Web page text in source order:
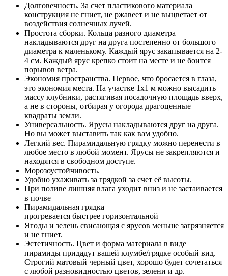
Долговечность. За счет пластикового материала
конструкция не гниет, не ржавеет и не выцветает от
воздействия солнечных лучей.
Простота сборки. Кольца разного диаметра
накладываются друг на друга постепенно от большого
диаметра к маленькому. Каждый ярус закапывается на 2-
4 см. Каждый ярус крепко стоит на месте и не боится
порывов ветра.
Экономия пространства. Первое, что бросается в глаза,
это экономия места. На участке 1х1 м можно высадить
массу клубники, растягивая посадочную площадь вверх,
а не в стороны, отбирая у огорода драгоценные
квадраты земли.
Универсальность. Ярусы накладываются друг на друга.
Но вы может выставить так как вам удобно.
Легкий вес. Пирамидальную грядку можно перенести в
любое место в любой момент. Ярусы не закрепляются и
находятся в свободном доступе.
Морозоустойчивость.
Удобно ухаживать за грядкой за счет её высоты.
При поливе лишняя влага уходит вниз и не застаивается
в почве
Пирамидальная грядка
прогревается быстрее горизонтальной
Ягоды и зелень свисающая с ярусов меньше загрязняется
и не гниет.
Эстетичность. Цвет и форма материала в виде
пирамиды придадут вашей клумбе/грядке особый вид.
Строгий матовый черный цвет, хорошо будет сочетаться
с любой разновидностью цветов, зелени и др.